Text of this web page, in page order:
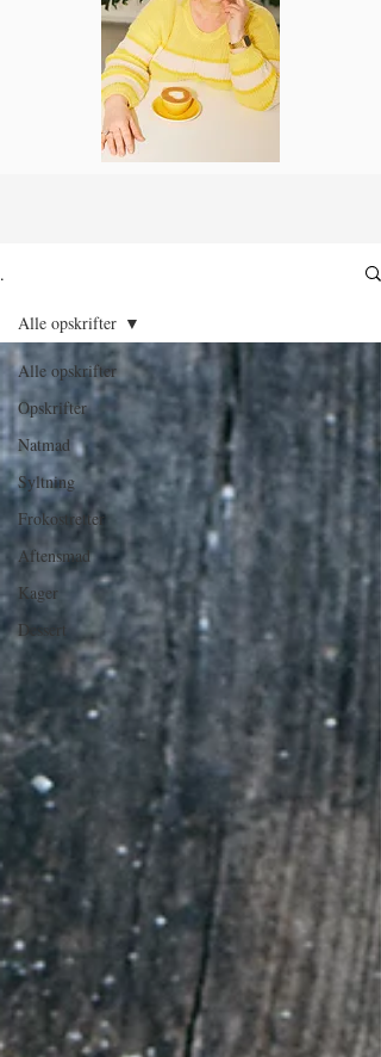
.
Alle opskrifter
Opskrifter
Natmad
Syltning
Frokostretter
Aftensmad
Kager
Dessert
Alle opskrifter